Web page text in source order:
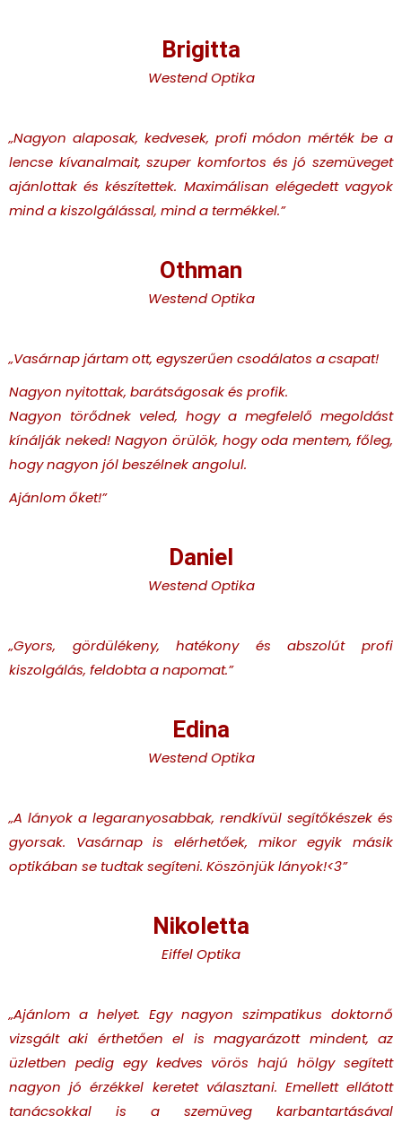
Brigitta
Westend Optika
„Nagyon alaposak, kedvesek, profi módon mérték be a
lencse kívanalmait, szuper komfortos és jó szemüveget
ajánlottak és készítettek. Maximálisan elégedett vagyok
mind a kiszolgálással, mind a termékkel.”
Othman
Westend Optika
„Vasárnap jártam ott, egyszerűen csodálatos a csapat!
Nagyon nyitottak, barátságosak és profik.
Nagyon törődnek veled, hogy a megfelelő megoldást
kínálják neked! Nagyon örülök, hogy oda mentem, főleg,
hogy nagyon jól beszélnek angolul.
Ajánlom őket!”
Daniel
Westend Optika
„Gyors, gördülékeny, hatékony és abszolút profi
kiszolgálás, feldobta a napomat.”
Edina
Westend Optika
„A lányok a legaranyosabbak, rendkívül segítőkészek és
gyorsak. Vasárnap is elérhetőek, mikor egyik másik
optikában se tudtak segíteni. Köszönjük lányok!<3”
Nikoletta
Eiffel Optika
„Ajánlom a helyet. Egy nagyon szimpatikus doktornő
vizsgált aki érthetően el is magyarázott mindent, az
üzletben pedig egy kedves vörös hajú hölgy segített
nagyon jó érzékkel keretet választani. Emellett ellátott
tanácsokkal is a szemüveg karbantartásával